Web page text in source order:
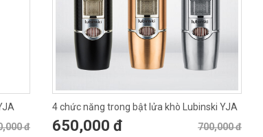
đ
4 chức năng trong bật lửa khò Lubinski YJA
10022
700,000 đ
650,000 đ